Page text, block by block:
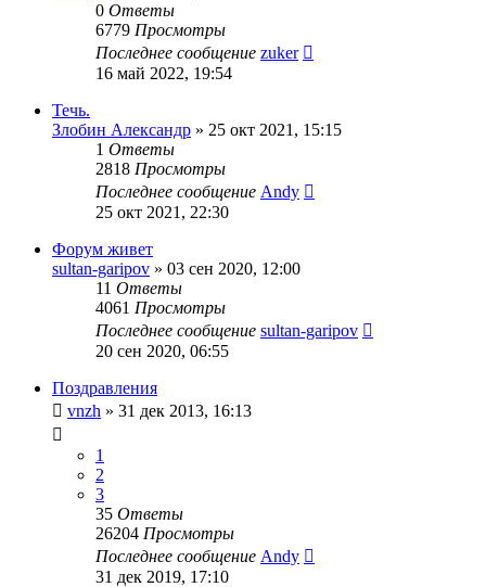
0 Ответы
6779 Просмотры
Последнее сообщение zuker
16 май 2022, 19:54
Течь.
Злобин Александр » 25 окт 2021, 15:15
1 Ответы
2818 Просмотры
Последнее сообщение Andy
25 окт 2021, 22:30
Форум живет
sultan-garipov » 03 сен 2020, 12:00
11 Ответы
4061 Просмотры
Последнее сообщение sultan-garipov
20 сен 2020, 06:55
Поздравления
vnzh » 31 дек 2013, 16:13
1
2
3
35 Ответы
26204 Просмотры
Последнее сообщение Andy
31 дек 2019, 17:10